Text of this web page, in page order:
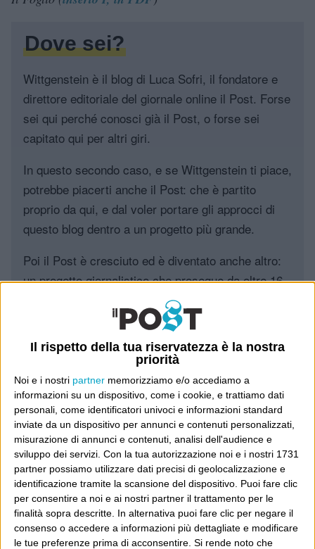
Il rispetto della tua riservatezza è la nostra
priorità
Noi e i nostri partner memorizziamo e/o accediamo a
informazioni su un dispositivo, come i cookie, e trattiamo dati
personali, come identificatori univoci e informazioni standard
inviate da un dispositivo per annunci e contenuti personalizzati,
misurazione di annunci e contenuti, analisi dell'audience e
sviluppo dei servizi. Con la tua autorizzazione noi e i nostri 1731
partner possiamo utilizzare dati precisi di geolocalizzazione e
identificazione tramite la scansione del dispositivo. Puoi fare clic
per consentire a noi e ai nostri partner il trattamento per le
finalità sopra descritte. In alternativa puoi fare clic per negare il
consenso o accedere a informazioni più dettagliate e modificare
le tue preferenze prima di acconsentire. Si rende noto che
Dove sei?
Wittgenstein è il blog di Luca Sofri, il fondatore e
direttore editoriale del giornale online il Post. Forse
sei qui perché conosci già il Post, o forse sei
capitato qui per altri giri.
In questo secondo caso, e se Wittgenstein ti piace,
potrebbe piacerti anche il Post: che è partito
proprio da qui, e dal voler portare gli approcci di
questo blog dentro a un progetto più grande.
Poi il Post è cresciuto ed è diventato anche altro:
un progetto giornalistico che prosegue da oltre 16
anni, grazie a chi lo scopre, lo apprezza e lo
Leggi il Post, magari ti piace
Luca Sofri Wittgenstein
POST PRECEDENTE
Attualità del dibattito
POST SUCCESSIVO
Detto chiaramente